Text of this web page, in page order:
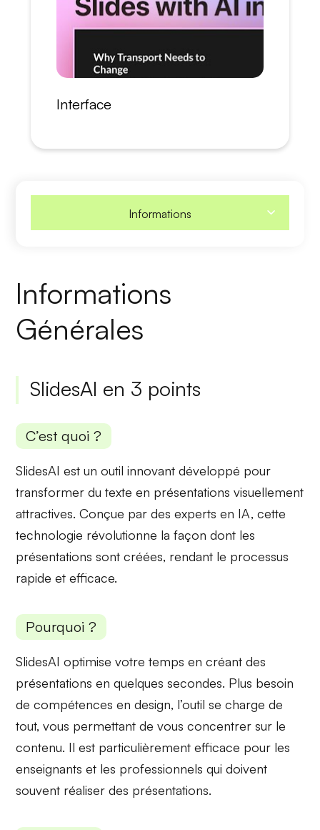
Interface
Informations
Informations
Générales
SlidesAI en 3 points
C’est quoi ?
SlidesAI est un outil innovant développé pour
transformer du texte en présentations visuellement
attractives. Conçue par des experts en IA, cette
technologie révolutionne la façon dont les
présentations sont créées, rendant le processus
rapide et efficace.
Pourquoi ?
SlidesAI optimise votre temps en créant des
présentations enquelques secondes. Plus besoin
de compétences en design, l’outil se charge de
tout, vous permettant de vous concentrer sur le
contenu. Il est particulièrement efficace pour les
enseignants et les professionnels qui doivent
souvent réaliser des présentations.